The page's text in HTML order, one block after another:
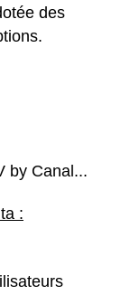
des
by Canal...
: